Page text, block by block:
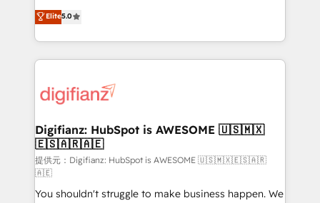
is there for you to: - Grow revenue, and run your
business more efficiently - Build stronger
more people - Get the most out of your HubSpot
investment
enable mid-market and enterprise clients to
maximise their return from digital and fuel their
growth. We modernise platforms, streamline
operations that are causing inefficiencies, improve
supercharge revenue operations Key services: • CRM
Transformation / Web Development • RevOps &
Sales Consulting • Marketing Automation What
makes us different? 🚀 Top 0.5% of global HubSpot
agencies ⚙️ The strongest technical ability and
integration capabilities 💼 Consultative, long-term
Elite5.0
Digifianz: HubSpot is AWESOME 🇺🇸🇲🇽
🇪🇸🇦🇷🇦🇪
提供元：Digifianz: HubSpot is AWESOME 🇺🇸🇲🇽🇪🇸🇦🇷
🇦🇪
You shouldn't struggle to make business happen. We